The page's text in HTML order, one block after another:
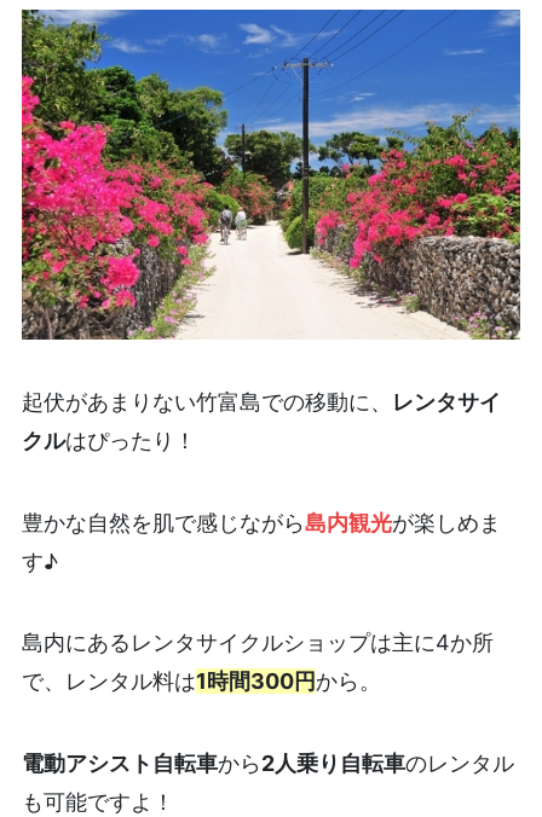
起伏があまりない竹富島での移動に、 レンタサイ
クルはぴったり！
豊かな自然を肌で感じながら島内観光が楽しめま
す♪
島内にあるレンタサイクルショップは主に4か所
で、レンタル料は1時間300円から。
電動アシスト自転車から2人乗り自転車のレンタル
も可能ですよ！